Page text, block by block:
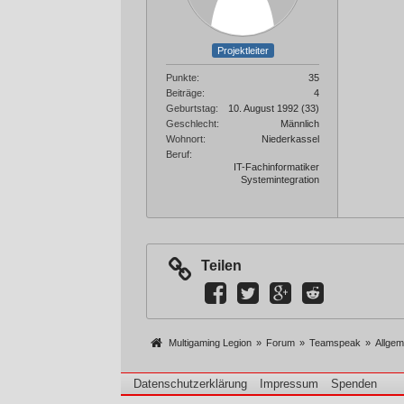
Projektleiter
Punkte
35
Beiträge
4
Geburtstag
10. August 1992 (33)
Geschlecht
Männlich
Wohnort
Niederkassel
Beruf
IT-Fachinformatiker
Systemintegration
Teilen
Multigaming Legion » Forum » Teamspeak »
Datenschutzerklärung Impressum Spenden